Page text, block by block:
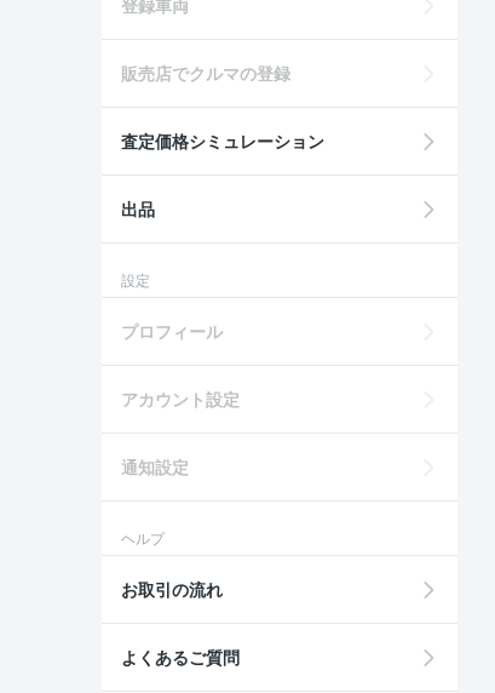
登録車両
販売店でクルマの登録
査定価格シミュレーション
出品
設定
プロフィール
アカウント設定
通知設定
ヘルプ
お取引の流れ
よくあるご質問